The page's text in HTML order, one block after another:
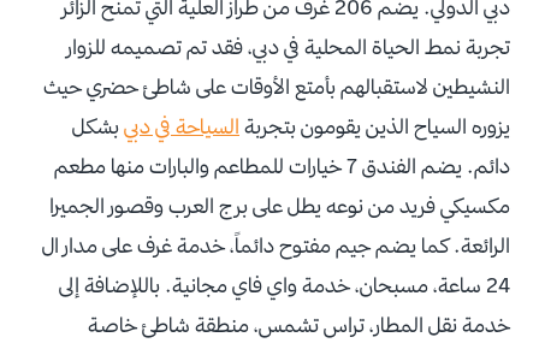
دبي الدولي. يضم 206 غرف من طراز العلّية التي تمنح الزائر
تجربة نمط الحياة المحلية في دبي، فقد تم تصميمه للزوار
النشيطين لاستقبالهم بأمتع الأوقات على شاطئ حضري حيث
يزوره السياح الذين يقومون بتجربة السياحة في دبيبشكل
دائم. يضم الفندق 7 خيارات للمطاعم والبارات منها مطعم
مكسيكي فريد من نوعه يطل على برج العرب وقصور الجميرا
الرائعة. كما يضم جيم مفتوح دائماً، خدمة غرف على مدار ال
24 ساعة، مسبحان، خدمة واي فاي مجانية. باللإضافة إلى
خدمة نقل المطار، تراس تشمس، منطقة شاطئ خاصة